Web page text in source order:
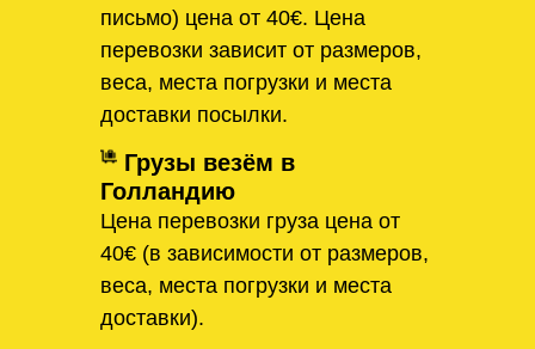
письмо) цена от 40€. Цена
перевозки зависит от размеров,
веса, места погрузки и места
доставки посылки.
Грузы везём в
Голландию
Цена перевозки груза цена от
40€ (в зависимости от размеров,
веса, места погрузки и места
доставки).